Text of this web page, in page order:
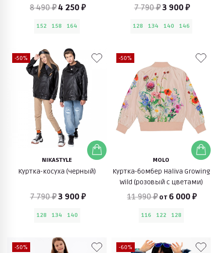
8 490 ₽ 4 250 ₽
152 158 164
7 790 ₽3 900 ₽
128 134 140 146
-50%
NIKASTYLE
Куртка-косуха (черный)
7 790 ₽3 900 ₽
128 134 140
-50%
MOLO
Куртка-бомбер Haliva Growing
Wild (розовый с цветами)
11 990 ₽ от 6 000 ₽
116 122 128
-50% -60%